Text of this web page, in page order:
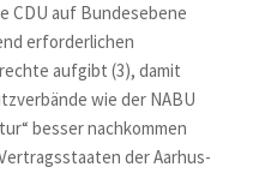
CDU auf Bundesebene
erforderlichen
aufgibt (3), damit
wie der NABU
besser nachkommen
der Aarhus-